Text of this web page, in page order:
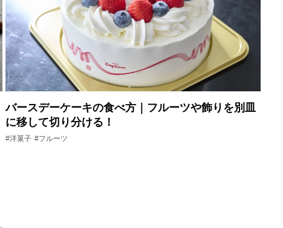
バースデーケーキの食べ方｜フルーツや飾りを別皿
に移して切り分ける！
#洋菓子 #フルーツ